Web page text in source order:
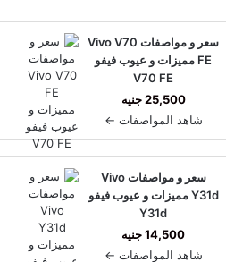
سعر و مواصفات Vivo V70
FE مميزات و عيوب فيفو
V70 FE
25,500 جنيه
شاهد المواصفات ←
سعر و مواصفات Vivo
Y31d مميزات و عيوب فيفو
Y31d
14,500 جنيه
شاهد المواصفات ←